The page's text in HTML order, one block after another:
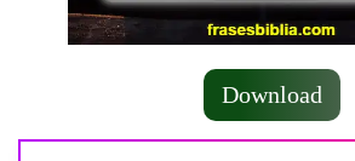
Download